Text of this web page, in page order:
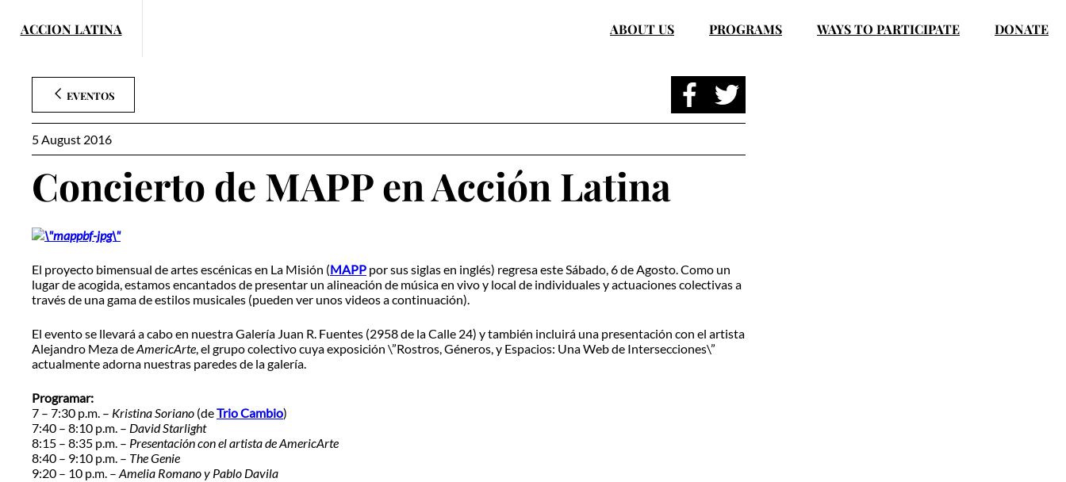
ABOUT US PROGRAMS WAYS TO PARTICIPATE DONATE
content
EVENTOS
5 August 2016
Concierto de MAPP en Acción Latina
El proyecto bimensual de artes escénicas en La Misión (MAPP por sus siglas en inglés) regresa este Sábado, 6 de Agosto. Como un
lugar de acogida, estamos encantados de presentar un alineación de música en vivo y local de individuales y actuaciones colectivas a
través de una gama de estilos musicales (pueden ver unos videos a continuación).
El evento se llevará a cabo en nuestra Galería Juan R. Fuentes (2958 de la Calle 24) y también incluirá una presentación con el artista
Alejandro Meza deAmericArte, el grupo colectivo cuya exposición \”Rostros, Géneros, y Espacios: Una Web de Intersecciones\”
actualmente adorna nuestras paredes de la galería.
Programar:
7 – 7:30 p.m. – Kristina Soriano (deTrio Cambio)
7:40 – 8:10 p.m. – David Starlight
8:15 – 8:35 p.m. – Presentación con el artista de AmericArte
8:40 – 9:10 p.m. – The Genie
9:20 – 10 p.m. – Amelia Romano y Pablo Davila